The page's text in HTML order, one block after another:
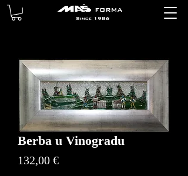
Berba u Vinogradu
132,00 €Price